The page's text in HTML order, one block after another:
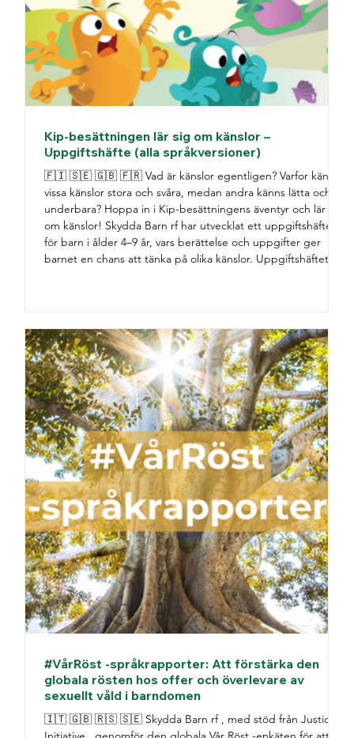
Kip-besättningen lär sig om känslor –
Uppgiftshäfte (alla språkversioner)
🇫🇮 🇸🇪 🇬🇧 🇫🇷 Vad är känslor egentligen? Varfor känns
vissa känslor stora och svåra, medan andra känns lätta och
underbara? Hoppa in i Kip-besättningens äventyr och lär dig
om känslor! Skydda Barn rf har utvecklat ett uppgiftshäfte
för barn i ålder 4–9 år, vars berättelse och uppgifter ger
barnet en chans att tänka på olika känslor. Uppgiftshäftet
#VårRöst -språkrapporter: Att förstärka den
globala rösten hos offer och överlevare av
sexuellt våld i barndomen
🇮🇹 🇬🇧 🇷🇸 🇸🇪 Skydda Barn rf , med stöd från Justice